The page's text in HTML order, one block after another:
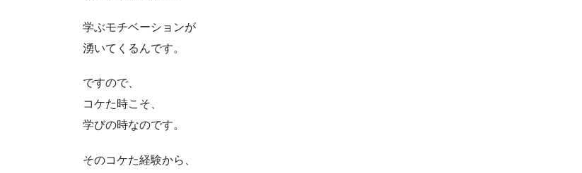
学ぶモチベーションが
湧いてくるんです。
ですので、
コケた時こそ、
学びの時なのです。
そのコケた経験から、